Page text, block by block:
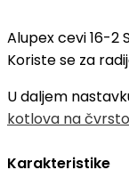
Alupex cevi 16-2
Koriste se za
U daljem
kotlova na
Karakteristike